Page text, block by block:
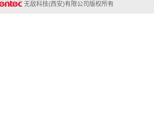
无敌科技(西安)有限公司版权所有